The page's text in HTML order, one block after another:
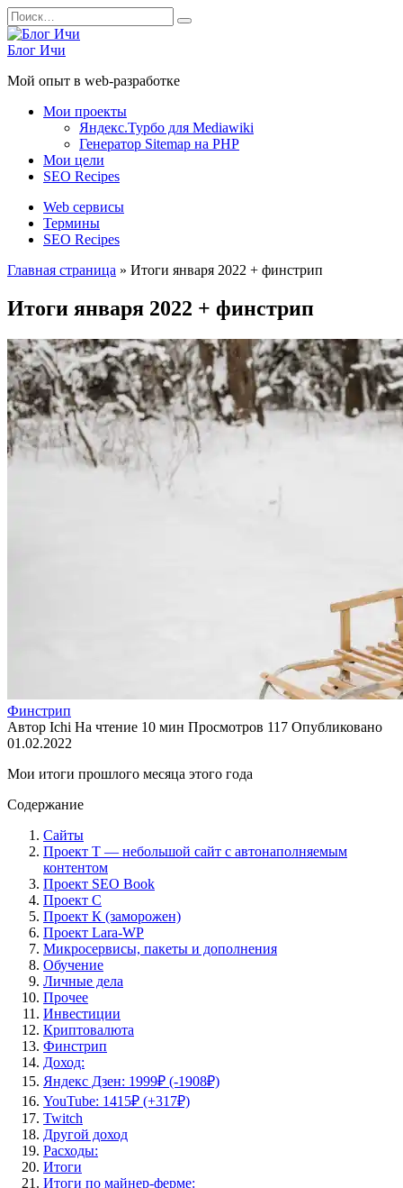
Перейти
к
содержанию
Search
for:
Блог Ичи
Мой опыт в web-разработке
Мои проекты
Яндекс.Турбо для Mediawiki
Генератор Sitemap на PHP
Мои цели
SEO Recipes
Web сервисы
Термины
SEO Recipes
Главная страница » Итоги января 2022 + финстрип
Итоги января 2022 + финстрип
Финстрип
Автор Ichi На чтение 10 мин Просмотров 117 Опубликовано
01.02.2022
Мои итоги прошлого месяца этого года
Содержание
Сайты
Проект Т — небольшой сайт с автонаполняемым
контентом
Проект SEO Book
Проект С
Проект К (заморожен)
Проект Lara-WP
Микросервисы, пакеты и дополнения
Обучение
Личные дела
Прочее
Инвестиции
Криптовалюта
Финстрип
Доход:
Яндекс Дзен: 1999₽ (-1908₽)
YouTube: 1415₽ (+317₽)
Twitch
Другой доход
Расходы:
Итоги
Итоги по майнер-ферме: